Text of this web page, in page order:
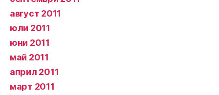
август 2011
юли 2011
юни 2011
май 2011
април 2011
март 2011